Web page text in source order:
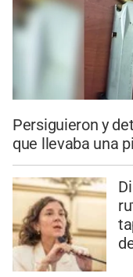
Persiguieron y
que llevaba una